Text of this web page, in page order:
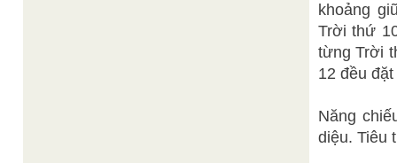
khoảng
Trời thứ
từng Trời
12 đều
Năng
diệu. Tiêu